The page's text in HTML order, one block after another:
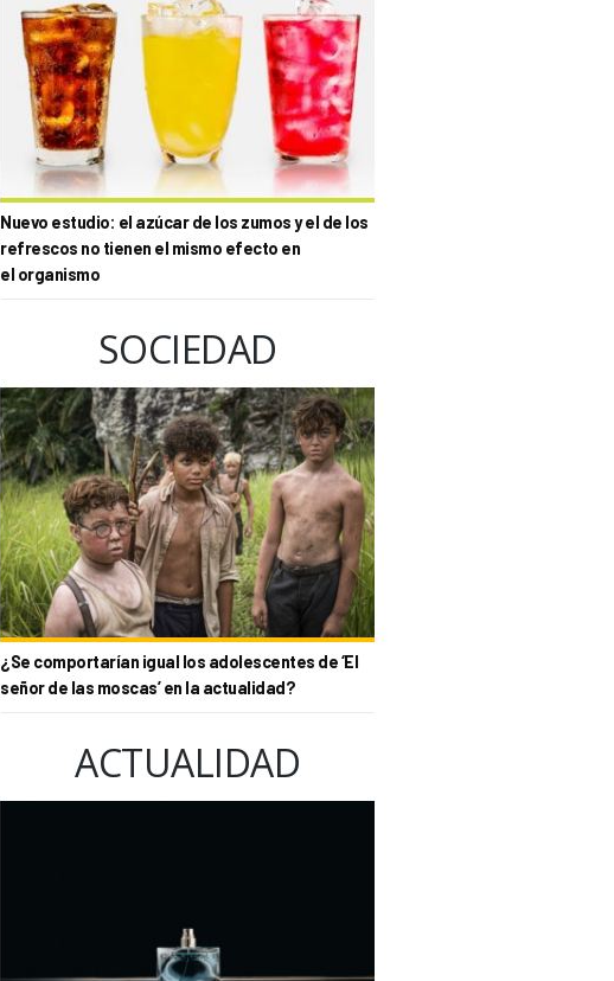
Nuevo estudio: el azúcar de los zumos y el de los
refrescos no tienen el mismo efecto en
el organismo
SOCIEDAD
¿Se comportarían igual los adolescentes de ‘El
señor de las moscas’ en la actualidad?
ACTUALIDAD